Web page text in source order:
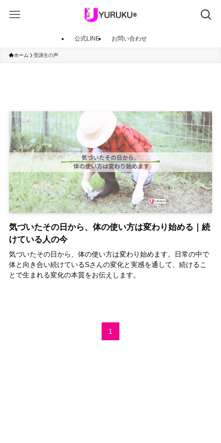
公式LINE お問い合わせ
ホーム 受講生の声
気づいたその日から、体の使い方は変わり始める｜続
けている人の今
気づいたその日から、体の使い方は変わり始めます。日常の中で
体と向き合い続けているSさんの変化と実感を通して、続けるこ
とで生まれる変化の本質をお伝えします。
1